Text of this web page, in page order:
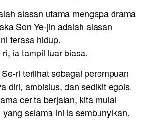
alasan utama mengapa drama
Son Ye-jin adalah alasan
terasa hidup.
ia tampil luar biasa.
ri terlihat sebagai perempuan
diri, ambisius, dan sedikit egois.
cerita berjalan, kita mulai
selama ini ia sembunyikan.